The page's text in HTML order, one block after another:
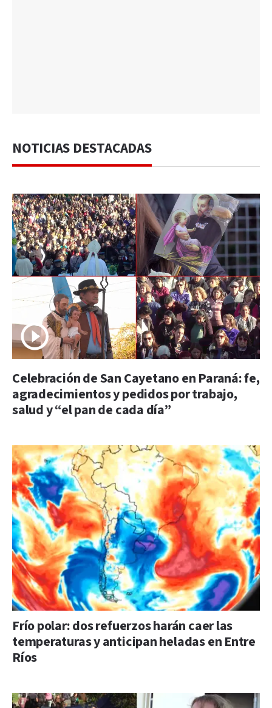
NOTICIAS DESTACADAS
Celebración de San Cayetano en Paraná: fe,
agradecimientos y pedidos por trabajo,
salud y “el pan de cada día”
Frío polar: dos refuerzos harán caer las
temperaturas y anticipan heladas en Entre
Ríos